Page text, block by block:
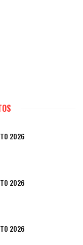
2026
2026
2026